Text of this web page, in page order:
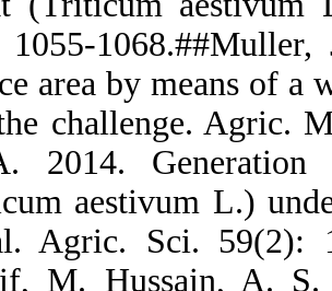
3(9): 1055-
surface
use: the
A. A.
(Triticum
Annal.
Kashif, M.